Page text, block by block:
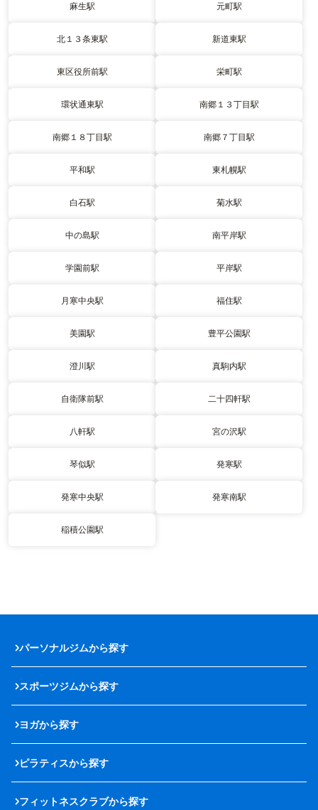
麻生駅 元町駅
北１３条東駅 新道東駅
東区役所前駅 栄町駅
環状通東駅 南郷１３丁目駅
南郷１８丁目駅 南郷７丁目駅
平和駅 東札幌駅
白石駅 菊水駅
中の島駅 南平岸駅
学園前駅 平岸駅
月寒中央駅 福住駅
美園駅 豊平公園駅
澄川駅 真駒内駅
自衛隊前駅 二十四軒駅
八軒駅 宮の沢駅
琴似駅 発寒駅
発寒中央駅 発寒南駅
稲積公園駅
パーソナルジムから探す
スポーツジムから探す
ヨガから探す
ピラティスから探す
フィットネスクラブから探す